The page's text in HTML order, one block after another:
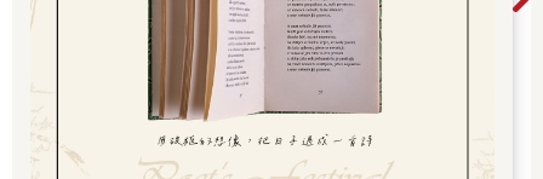
是知道的。」
哥哥好像吐露心聲般，又顯得無精打采地如此說道。我立刻接著
說：「能夠超越那
種事只有宗教，不是嗎？我是一個駑鈍的人，無能為力，可是哥
哥善於思考，所以……」
「僅只是思考，哪有宗教的虔誠心？宗教並非思考，而是信